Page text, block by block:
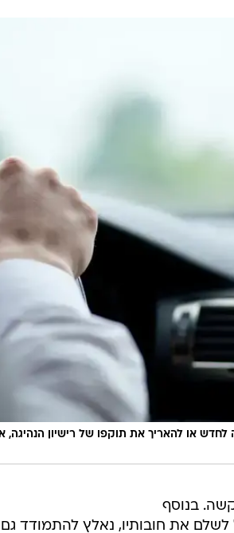
או להאריך את תוקפו של רישיון
בנוסף
לשלם את חובותיו, נאלץ להתמודד